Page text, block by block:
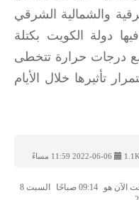
والشمالية الشرقي
دولة الكويت بكتلة
مع درجات حرارة تتخطى
تأثيرها خلال الأيام
1.1K
09:14 صباحًا
السبت 8